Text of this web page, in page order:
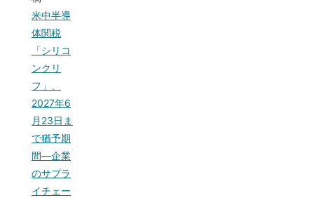
米中半導
体関税
「シリコ
ンクリ
フ」、
2027年6
月23日ま
で猶予期
間—企業
のサプラ
イチェー